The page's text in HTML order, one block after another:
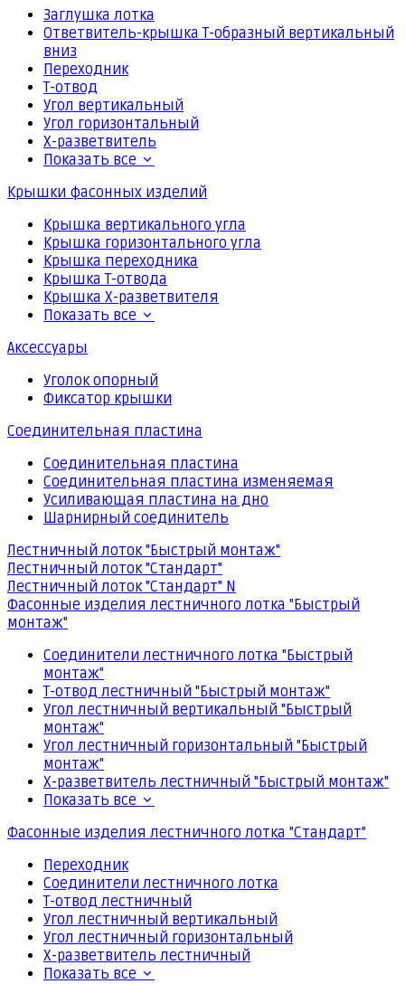
Заглушка лотка
Ответвитель-крышка Т-образный вертикальный
вниз
Переходник
Т-отвод
Угол вертикальный
Угол горизонтальный
Х-разветвитель
Показать все
Крышки фасонных изделий
Крышка вертикального угла
Крышка горизонтального угла
Крышка переходника
Крышка Т-отвода
Крышка Х-разветвителя
Показать все
Аксессуары
Уголок опорный
Фиксатор крышки
Соединительная пластина
Соединительная пластина
Соединительная пластина изменяемая
Усиливающая пластина на дно
Шарнирный соединитель
Лестничный лоток "Быстрый монтаж"
Лестничный лоток "Стандарт"
Лестничный лоток "Стандарт" N
Фасонные изделия лестничного лотка "Быстрый
монтаж"
Соединители лестничного лотка "Быстрый
монтаж"
Т-отвод лестничный "Быстрый монтаж"
Угол лестничный вертикальный "Быстрый
монтаж"
Угол лестничный горизонтальный "Быстрый
монтаж"
Х-разветвитель лестничный "Быстрый монтаж"
Показать все
Фасонные изделия лестничного лотка "Стандарт"
Переходник
Соединители лестничного лотка
Т-отвод лестничный
Угол лестничный вертикальный
Угол лестничный горизонтальный
Х-разветвитель лестничный
Показать все